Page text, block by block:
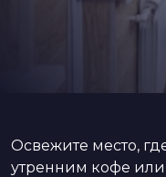
Освежите место,
утренним кофе или